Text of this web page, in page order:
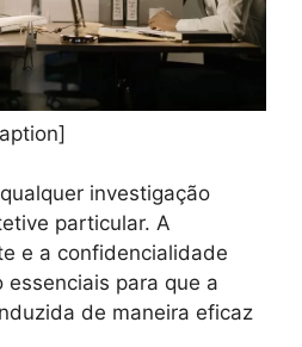
investigação
particular. A
e a confidencialidade
para que a
de maneira eficaz